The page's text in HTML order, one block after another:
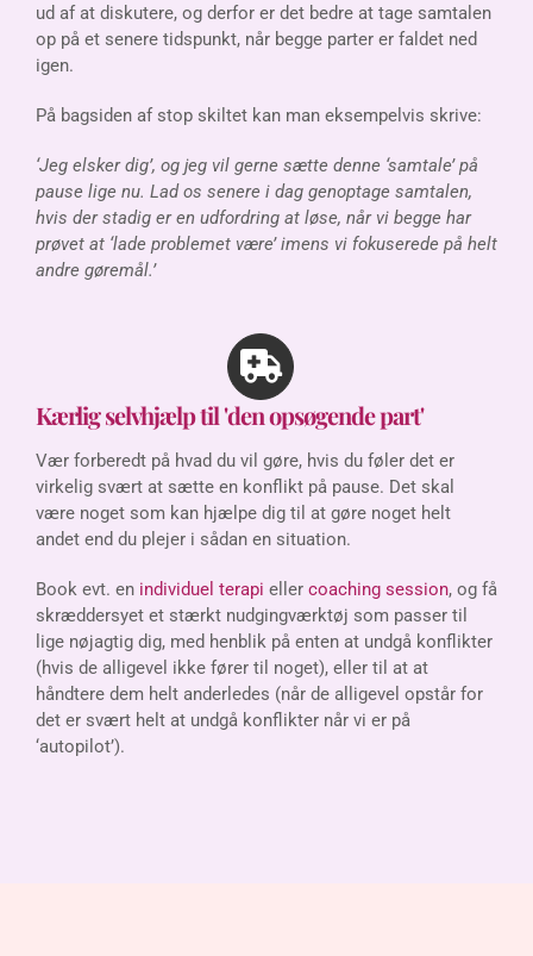
ud af at diskutere, og derfor er det bedre at tage samtalen
op på et senere tidspunkt, når begge parter er faldet ned
igen.
På bagsiden af stop skiltet kan man eksempelvis skrive:
‘Jeg elsker dig’, og jeg vil gerne sætte denne ‘samtale’ på
pause lige nu. Lad os senere i dag genoptage samtalen,
hvis der stadig er en udfordring at løse, når vi begge har
prøvet at ‘lade problemet være’ imens vi fokuserede på helt
andre gøremål.’
Kærlig selvhjælp til 'den opsøgende part'
Vær forberedt på hvad du vil gøre, hvis du føler det er
virkelig svært at sætte en konflikt på pause. Det skal
være noget som kan hjælpe dig til at gøre noget helt
andet end du plejer i sådan en situation.
Book evt. en individuel terapi ellercoaching session, og få
skræddersyet et stærkt nudgingværktøj som passer til
lige nøjagtig dig, med henblik på enten at undgå konflikter
(hvis de alligevel ikke fører til noget), eller til at at
håndtere dem helt anderledes (når de alligevel opstår for
det er svært helt at undgå konflikter når vi er på
‘autopilot’).